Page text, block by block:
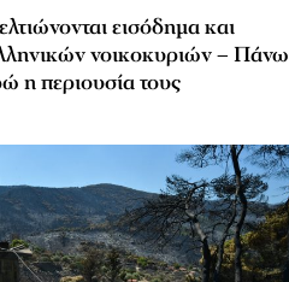
εισόδημα και
νοικοκυριών – Πάνω
η περιουσία τους